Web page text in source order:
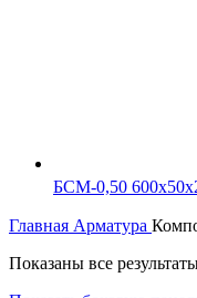
БСМ-0,50
Главная Арматура
Показаны все